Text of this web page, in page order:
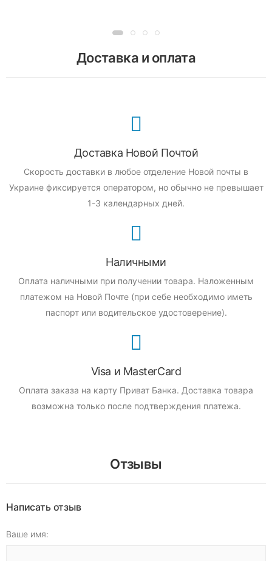
Доставка и оплата
Доставка Новой Почтой
Скорость доставки в любое отделение Новой почты в
Украине фиксируется оператором, но обычно не превышает
1-3 календарных дней.
Наличными
Оплата наличными при получении товара. Наложенным
платежом на Новой Почте (при себе необходимо иметь
паспорт или водительское удостоверение).
Visa и MasterCard
Оплата заказа на карту Приват Банка. Доставка товара
возможна только после подтверждения платежа.
Отзывы
Написать отзыв
Ваше имя: